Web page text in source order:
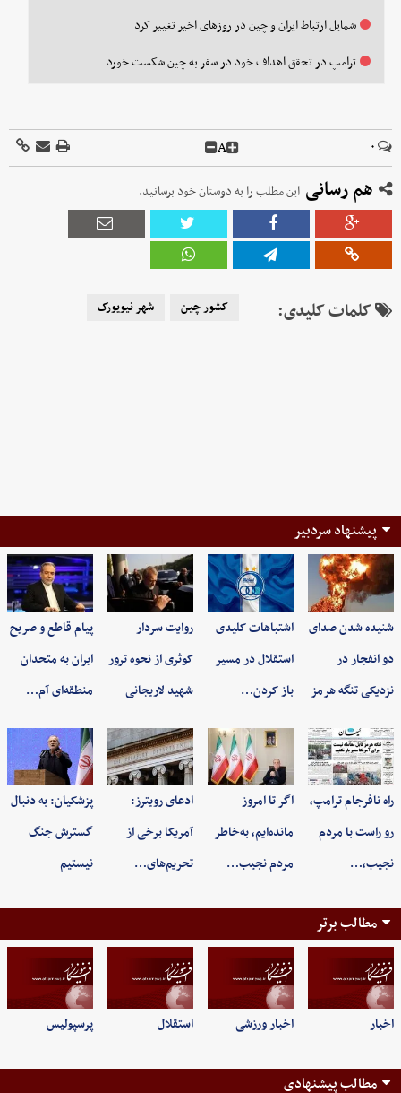
شمایل ارتباط ایران و چین در روزهای اخیر تغییر کرد
ترامپ در تحقق اهداف خود در سفر به چین شکست خورد
۰ A
هم رسانی این مطلب را به دوستان خود برسانید.
کلمات کلیدی: کشور چین شهر نیویورک
پیشنهاد سردبیر
شنیده شدن صدای
دو انفجار در
نزدیکی تنگه هرمز
اشتباهات کلیدی
استقلال در مسیر
باز کردن…
روایت سردار
کوثری از نحوه ترور
شهید لاریجانی
پیام قاطع و صریح
ایران به متحدان
منطقه‌ای آم…
راه نافرجام ترامپ،
رو راست با مردم
نجیب،…
اگر تا امروز
مانده‌ایم، به‌خاطر
مردم نجیب…
ادعای رویترز:
آمریکا برخی از
تحریم‌های…
پزشکیان: به‌ دنبال
گسترش جنگ
نیستیم
مطالب برتر
اخبار اخبار ورزشی استقلال پرسپولیس
مطالب پیشنهادی